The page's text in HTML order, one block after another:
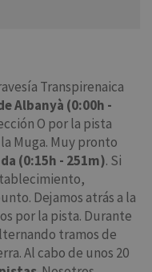
Transpirenaica
Albanyà (0:00h -
O por la pista
Muga. Muy pronto
(0:15h - 251m). Si
Dejamos atrás a la
por la pista. Durante
tramos de
Al cabo de unos 20